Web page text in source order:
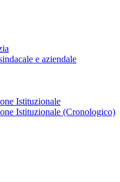
e aziendale
Istituzionale
Istituzionale (Cronologico)